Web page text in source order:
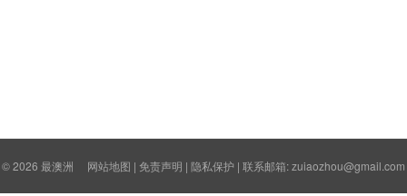
© 2026 最澳洲 网站地图 | 免责声明 | 隐私保护 | 联系邮箱: zuiaozhou@gmail.com